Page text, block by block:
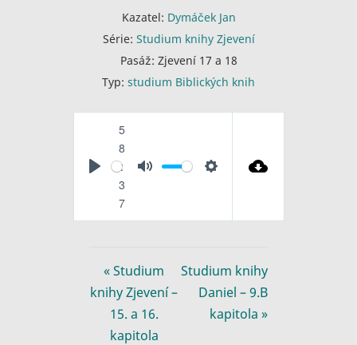
Kazatel: Dymáček Jan
Série: Studium knihy Zjevení
Pasáž: Zjevení 17 a 18
Typ: studium Biblických knih
P
5
8
:
3
7
M
S
n
g
s
« Studium
knihy Zjevení –
15. a 16.
kapitola
Studium knihy
Daniel – 9.B
kapitola »